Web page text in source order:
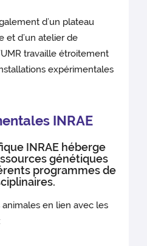
d’un plateau
et d’un atelier de
travaille étroitement
expérimentales
INRAE
INRAE héberge
génétiques
programmes de
en lien avec les